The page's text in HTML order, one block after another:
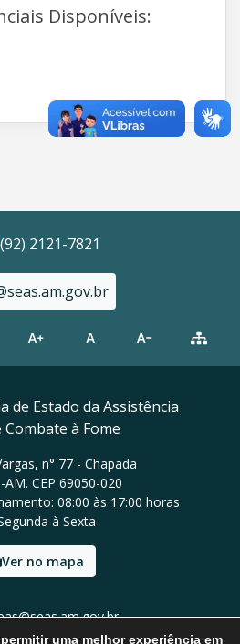
Disponíveis:
(92) 2121-7821
de Estado da Assistência
Combate à Fome
n° 77 - Chapada
AM. CEP 69050-020
08:00 às 17:00 horas
à Sexta
Ver no mapa
(92) 2121-7821uma melhor experiência em